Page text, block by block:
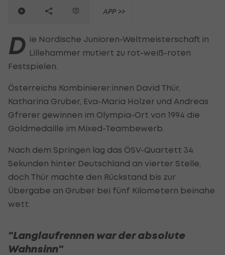
APP >>
D ie Nordische Junioren-Weltmeisterschaft in
Lillehammer mutiert zu rot-weiß-roten
Festspielen.
Österreichs Kombinierer:innen David Thür,
Katharina Gruber, Eva-Maria Holzer und Andreas
Gfrerer gewinnen im Olympia-Ort von 1994 die
Goldmedaille im Mixed-Teambewerb.
Nach dem Springen lag das ÖSV-Quartett 34
Sekunden hinter Deutschland an vierter Stelle,
doch Thür machte den Rückstand bis zur
Übergabe an Gruber bei fünf Kilometern beinahe
wett.
"Langlaufrennen war der absolute
Wahnsinn"